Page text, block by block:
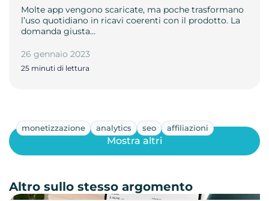
Molte app vengono scaricate, ma poche trasformano
l’uso quotidiano in ricavi coerenti con il prodotto. La
domanda giusta…
26 gennaio 2023
25 minuti di lettura
monetizzazione analytics seo affiliazioni
Mostra altri
Altro sullo stesso argomento